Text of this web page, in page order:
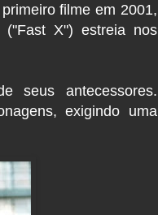
filme em 2001,
("Fast X") estreia nos
seus antecessores.
exigindo uma